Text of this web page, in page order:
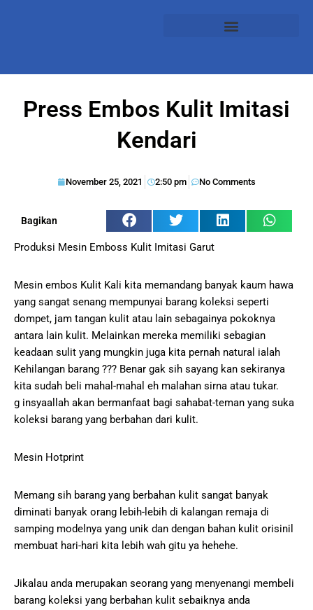
Press Embos Kulit Imitasi
Kendari
November 25, 2021 2:50 pm No Comments
Bagikan
Produksi Mesin Emboss Kulit Imitasi Garut
Mesin embos Kulit Kali kita memandang banyak kaum hawa
yang sangat senang mempunyai barang koleksi seperti
dompet, jam tangan kulit atau lain sebagainya pokoknya
antara lain kulit. Melainkan mereka memiliki sebagian
keadaan sulit yang mungkin juga kita pernah natural ialah
Kehilangan barang ??? Benar gak sih sayang kan sekiranya
kita sudah beli mahal-mahal eh malahan sirna atau tukar.
g insyaallah akan bermanfaat bagi sahabat-teman yang suka
koleksi barang yang berbahan dari kulit.
Mesin Hotprint
Memang sih barang yang berbahan kulit sangat banyak
diminati banyak orang lebih-lebih di kalangan remaja di
samping modelnya yang unik dan dengan bahan kulit orisinil
membuat hari-hari kita lebih wah gitu ya hehehe.
Jikalau anda merupakan seorang yang menyenangi membeli
barang koleksi yang berbahan kulit sebaiknya anda